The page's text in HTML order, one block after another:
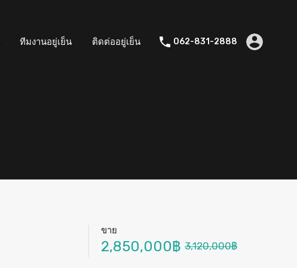
ทีมงานอยู่เย็น ติดต่ออยู่เย็น 062-831-2888
ขาย
2,850,000฿ 3,120,000฿